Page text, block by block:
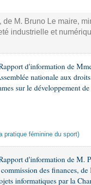
M. Bruno Le maire,
industrielle et
d'information de
nationale aux
sur le développement
pratique féminine du sport)
d'information de M.
des finances,
informatiques par la